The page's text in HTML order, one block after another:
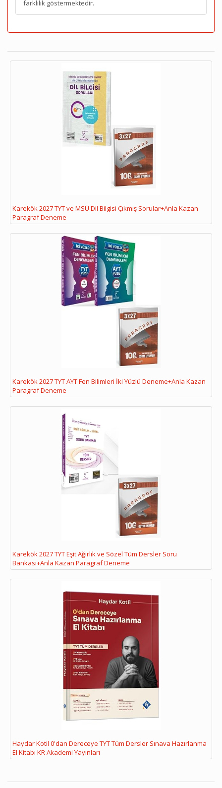
farklılık göstermektedir.
Karekök 2027 TYT ve MSÜ Dil Bilgisi Çıkmış Sorular+Anla Kazan
Paragraf Deneme
Karekök 2027 TYT AYT Fen Bilimleri İki Yüzlü Deneme+Anla Kazan
Paragraf Deneme
Karekök 2027 TYT Eşit Ağırlık ve Sözel Tüm Dersler Soru
Bankası+Anla Kazan Paragraf Deneme
Haydar Kotil 0'dan Dereceye TYT Tüm Dersler Sınava Hazırlanma
El Kitabı KR Akademi Yayınları